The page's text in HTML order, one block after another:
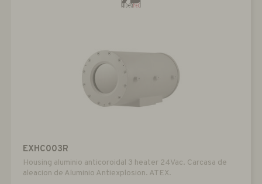
EXHC003R
Housing aluminio anticoroidal 3 heater 24Vac. Carcasa de
aleacion de Aluminio Antiexplosion. ATEX.